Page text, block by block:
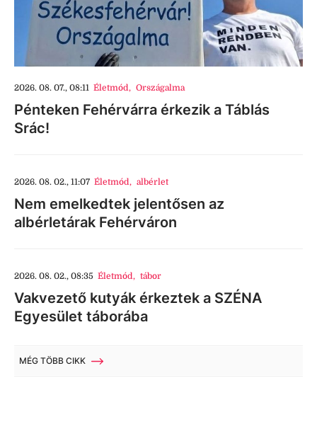
2026. 08. 07., 08:11 Életmód, Országalma
Pénteken Fehérvárra érkezik a Táblás
Srác!
2026. 08. 02., 11:07 Életmód, albérlet
Nem emelkedtek jelentősen az
albérletárak Fehérváron
2026. 08. 02., 08:35 Életmód, tábor
Vakvezető kutyák érkeztek a SZÉNA
Egyesület táborába
MÉG TÖBB CIKK